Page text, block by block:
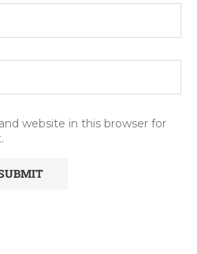
website in this browser for